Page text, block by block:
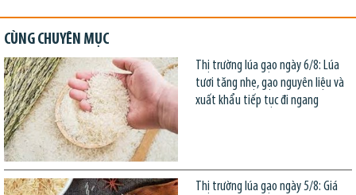
CÙNG CHUYÊN MỤC
Thị trường lúa gạo ngày 6/8: Lúa
tươi tăng nhẹ, gạo nguyên liệu và
xuất khẩu tiếp tục đi ngang
Thị trường lúa gạo ngày 5/8: Giá